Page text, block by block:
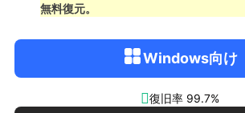
無料復元。
Windows向け
復旧率 99.7%